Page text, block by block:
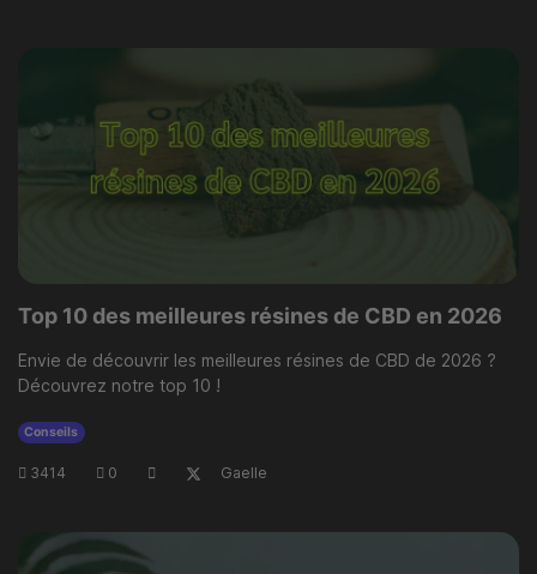
Top 10 des meilleures résines de CBD en 2026
Envie de découvrir les meilleures résines de CBD de 2026 ?
Découvrez notre top 10 !
Conseils
3414 0 Gaelle